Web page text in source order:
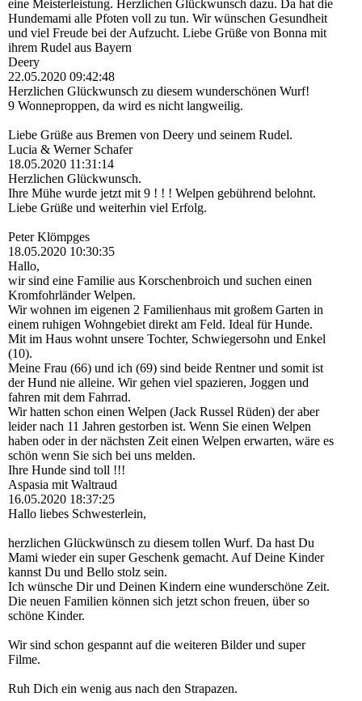
eine Meisterleistung. Herzlichen Glückwunsch dazu. Da hat die
Hundemami alle Pfoten voll zu tun. Wir wünschen Gesundheit
und viel Freude bei der Aufzucht. Liebe Grüße von Bonna mit
ihrem Rudel aus Bayern
Deery
22.05.2020 09:42:48
Herzlichen Glückwunsch zu diesem wunderschönen Wurf!
9 Wonneproppen, da wird es nicht langweilig.
Liebe Grüße aus Bremen von Deery und seinem Rudel.
Lucia & Werner Schafer
18.05.2020 11:31:14
Herzlichen Glückwunsch.
Ihre Mühe wurde jetzt mit 9 ! ! ! Welpen gebührend belohnt.
Liebe Grüße und weiterhin viel Erfolg.
Peter Klömpges
18.05.2020 10:30:35
Hallo,
wir sind eine Familie aus Korschenbroich und suchen einen
Kromfohrländer Welpen.
Wir wohnen im eigenen 2 Familienhaus mit großem Garten in
einem ruhigen Wohngebiet direkt am Feld. Ideal für Hunde.
Mit im Haus wohnt unsere Tochter, Schwiegersohn und Enkel
(10).
Meine Frau (66) und ich (69) sind beide Rentner und somit ist
der Hund nie alleine. Wir gehen viel spazieren, Joggen und
fahren mit dem Fahrrad.
Wir hatten schon einen Welpen (Jack Russel Rüden) der aber
leider nach 11 Jahren gestorben ist. Wenn Sie einen Welpen
haben oder in der nächsten Zeit einen Welpen erwarten, wäre es
schön wenn Sie sich bei uns melden.
Ihre Hunde sind toll !!!
Aspasia mit Waltraud
16.05.2020 18:37:25
Hallo liebes Schwesterlein,
herzlichen Glückwünsch zu diesem tollen Wurf. Da hast Du
Mami wieder ein super Geschenk gemacht. Auf Deine Kinder
kannst Du und Bello stolz sein.
Ich wünsche Dir und Deinen Kindern eine wunderschöne Zeit.
Die neuen Familien können sich jetzt schon freuen, über so
schöne Kinder.
Wir sind schon gespannt auf die weiteren Bilder und super
Filme.
Ruh Dich ein wenig aus nach den Strapazen.